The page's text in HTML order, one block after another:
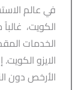
في عالم
الكويت،
الخدمات
الايزو
الأرخص دون